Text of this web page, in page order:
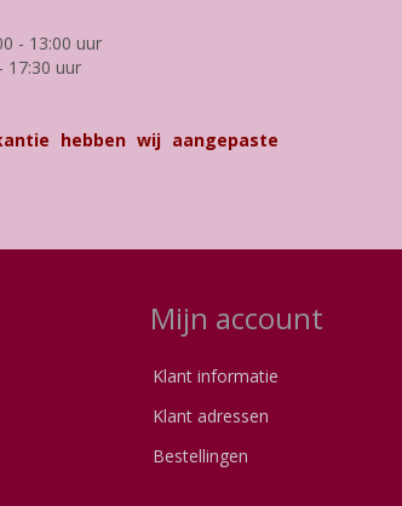
- 13:00 uur
17:30 uur
hebben wij aangepaste
Mijn account
Klant informatie
Klant adressen
Bestellingen